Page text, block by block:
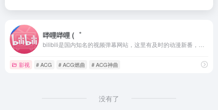
哔哩哔哩 (゜
影视 # ACG # ACG燃曲 # ACG神曲
没有了